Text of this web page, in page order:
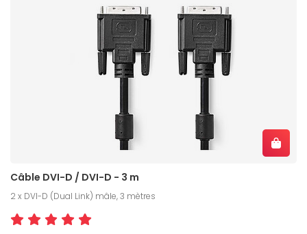
Câble DVI-D / DVI-D - 3 m
2 x DVI-D (Dual Link) mâle, 3 mètres